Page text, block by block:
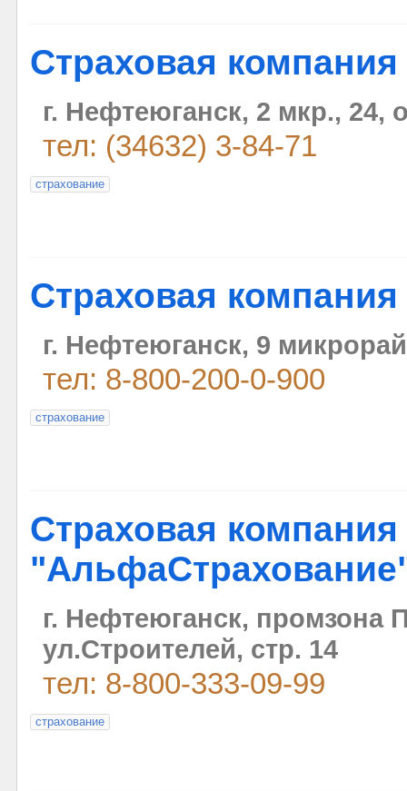
Страховая
г. Нефтеюганск, 2 мкр., 24,
тел: (34632) 3-84-71
страхование
Страховая компания
г. Нефтеюганск, 9
тел: 8-800-200-0-900
страхование
Страховая компания
г. Нефтеюганск, промзона
ул.Строителей, стр. 14
тел: 8-800-333-09-99
страхование